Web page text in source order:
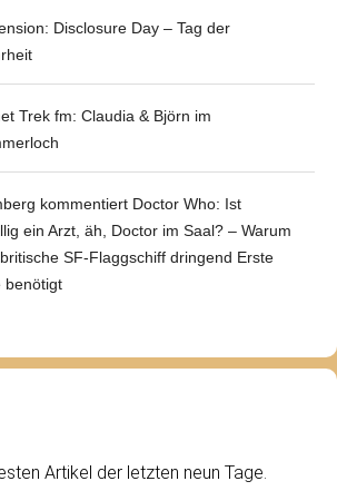
Disclosure Day – Tag der
Trek fm: Claudia & Björn im
kommentiert Doctor Who: Ist
ein Arzt, äh, Doctor im Saal? – Warum
SF-Flaggschiff dringend Erste
benötigt
Artikel der letzten neun Tage.